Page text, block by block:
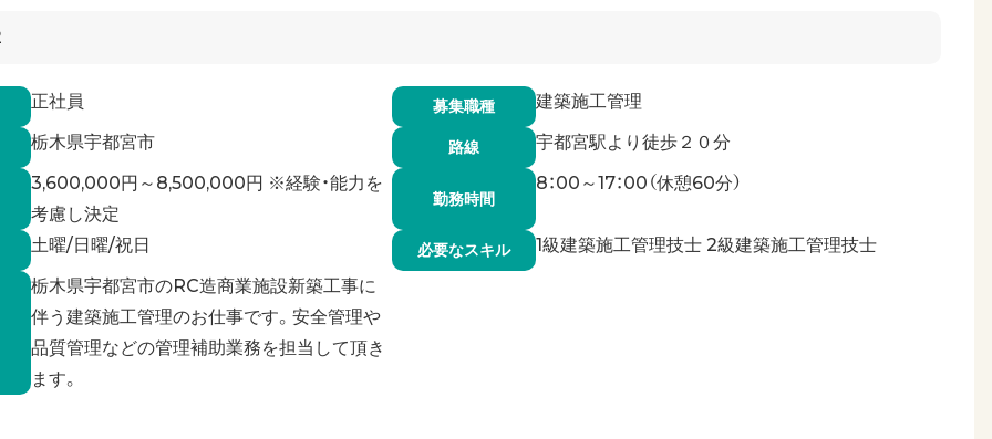
正社員 募集職種
建築施工管理
栃木県宇都宮市
路線
宇都宮駅より徒歩２０分
3,600,000円～8,500,000円 ※経験・能力を
考慮し決定
勤務時間
8：00～17：00（休憩60分）
土曜/日曜/祝日 必要なスキル
1級建築施工管理技士 2級建築施工管理技士
栃木県宇都宮市のRC造商業施設新築工事に
伴う建築施工管理のお仕事です。安全管理や
品質管理などの管理補助業務を担当して頂き
ます。